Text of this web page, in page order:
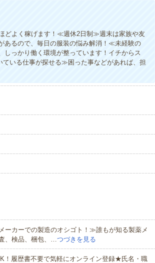
どよく稼げます！≪週休2日制≫週末は家族や友
るので、毎日の服装の悩み解消！≪未経験の
っかり働く環境が整っています！イチからス
いる仕事が探せる≫困った事などがあれば、担
ーカーでの製造のオシゴト！≫誰もが知る製薬メ
、検品、梱包、…つづきを見る
！履歴書不要で気軽にオンライン登録★氏名・職